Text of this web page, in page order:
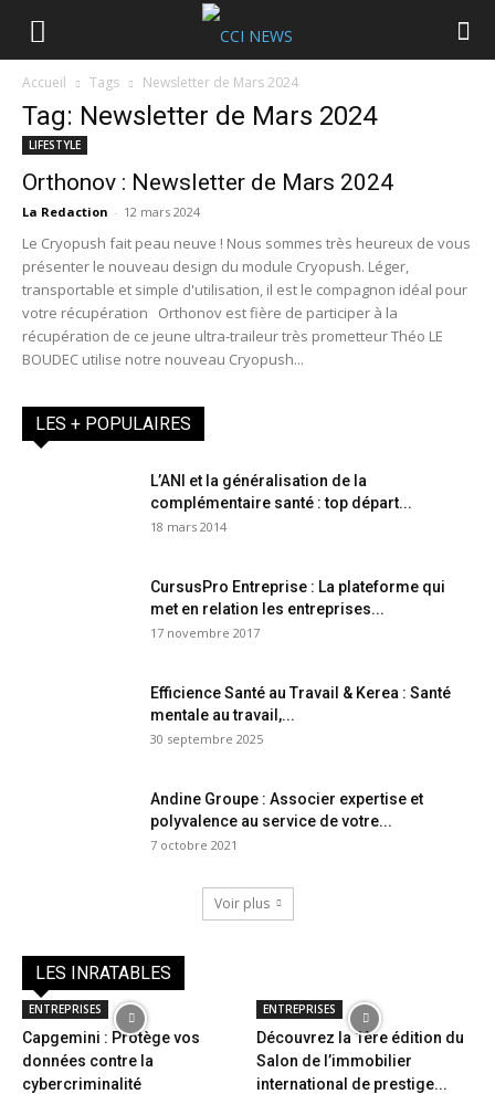
Accueil Tags Newsletter de Mars 2024
Tag: Newsletter de Mars 2024
LIFESTYLE
Orthonov : Newsletter de Mars 2024
La Redaction - 12 mars 2024
Le Cryopush fait peau neuve ! Nous sommes très heureux de vous
présenter le nouveau design du module Cryopush. Léger,
transportable et simple d'utilisation, il est le compagnon idéal pour
votre récupération Orthonov est fière de participer à la
récupération de ce jeune ultra-traileur très prometteur Théo LE
BOUDEC utilise notre nouveau Cryopush...
LES + POPULAIRES
L’ANI et la généralisation de la
complémentaire santé : top départ...
18 mars 2014
CursusPro Entreprise : La plateforme qui
met en relation les entreprises...
17 novembre 2017
Efficience Santé au Travail & Kerea : Santé
mentale au travail,...
30 septembre 2025
Andine Groupe : Associer expertise et
polyvalence au service de votre...
7 octobre 2021
Voir plus
LES INRATABLES
ENTREPRISES
Capgemini : Protège vos
données contre la
cybercriminalité
ENTREPRISES
Découvrez la 1ère édition du
Salon de l’immobilier
international de prestige...